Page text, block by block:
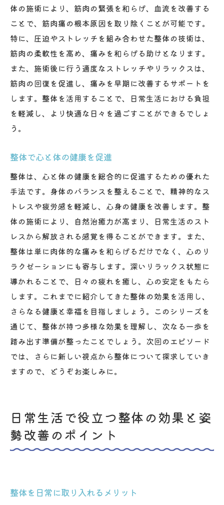
体の施術により、筋肉の緊張を和らげ、血流を改善する
ことで、筋肉痛の根本原因を取り除くことが可能です。
特に、圧迫やストレッチを組み合わせた整体の技術は、
筋肉の柔軟性を高め、痛みを和らげる助けとなります。
また、施術後に行う適度なストレッチやリラックスは、
筋肉の回復を促進し、痛みを早期に改善するサポートを
します。整体を活用することで、日常生活における負担
を軽減し、より快適な日々を過ごすことができるでしょ
う。
整体で心と体の健康を促進
整体は、心と体の健康を総合的に促進するための優れた
手法です。身体のバランスを整えることで、精神的なス
トレスや疲労感を軽減し、心身の健康を改善します。整
体の施術により、自然治癒力が高まり、日常生活のスト
レスから解放される感覚を得ることができます。また、
整体は単に肉体的な痛みを和らげるだけでなく、心のリ
ラクゼーションにも寄与します。深いリラックス状態に
導かれることで、日々の疲れを癒し、心の安定をもたら
します。これまでに紹介してきた整体の効果を活用し、
さらなる健康と幸福を目指しましょう。このシリーズを
通じて、整体が持つ多様な効果を理解し、次なる一歩を
踏み出す準備が整ったことでしょう。次回のエピソード
では、さらに新しい視点から整体について探求していき
ますので、どうぞお楽しみに。
日常生活で役立つ整体の効果と姿
勢改善のポイント
整体を日常に取り入れるメリット